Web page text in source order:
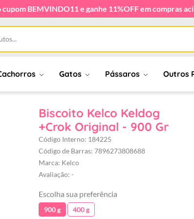
cupom BEMVINDO11 e ganhe 11%OFF em compras
Gatos Pássaros Outros
Biscoito Kelco Keldog
+Crok Original - 900 Gr
Código Interno: 184225
Código de Barras: 7896273808688
Marca: Kelco
Avaliação: -
Escolha sua preferência
900 g 400 g